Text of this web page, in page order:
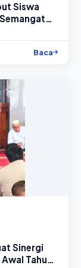
Siswa
Baca
Sinergi
Tahun